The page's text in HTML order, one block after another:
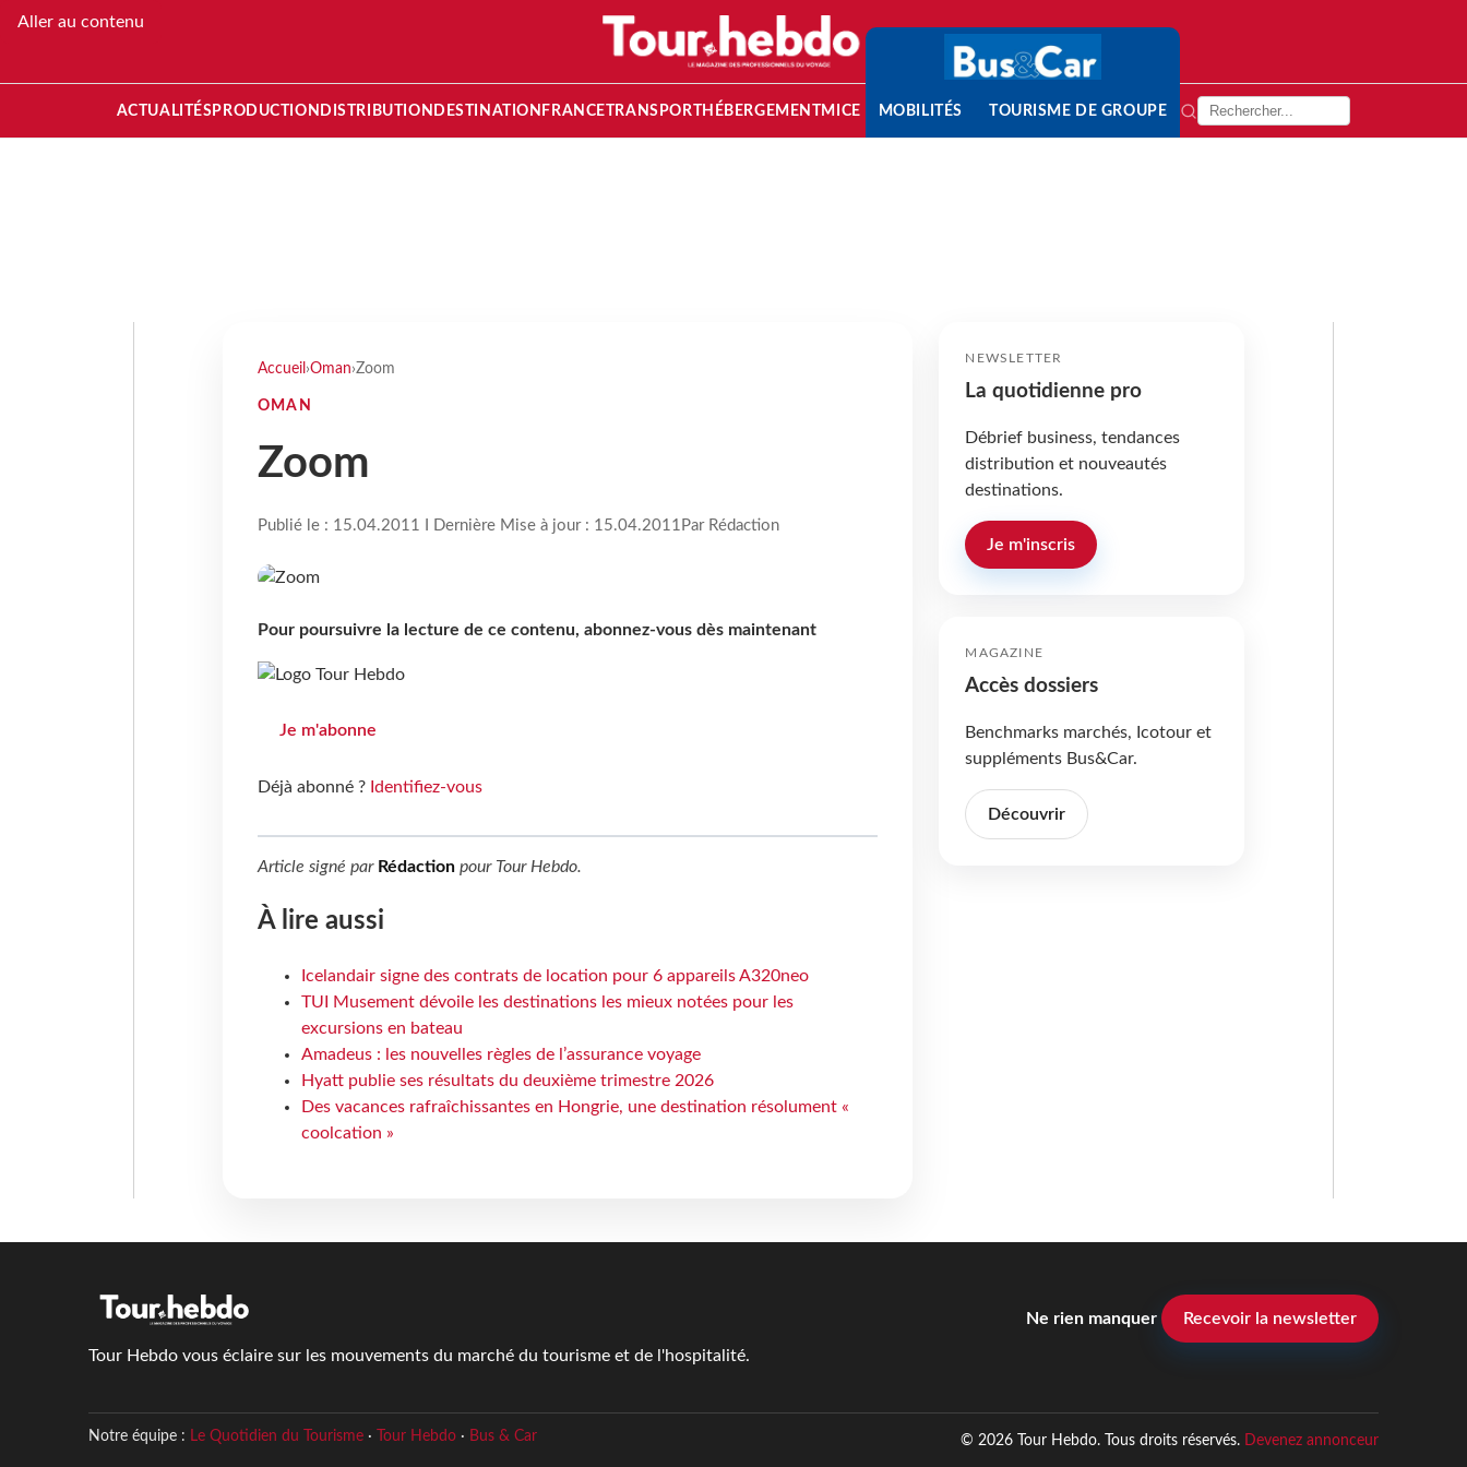
Aller au contenu
ACTUALITÉS PRODUCTION DISTRIBUTION DESTINATION FRANCETRANSPORT HÉBERGEMENTMICE MOBILITÉS TOURISME DE GROUPE
Accueil ›Oman›Zoom
OMAN
Zoom
Publié le : 15.04.2011 I Dernière Mise à jour : 15.04.2011 Par Rédaction
Pour poursuivre la lecture de ce contenu, abonnez-vous dès maintenant
Je m'abonne
Déjà abonné ? Identifiez-vous
Article signé par Rédactionpour Tour Hebdo.
À lire aussi
Icelandair signe des contrats de location pour 6 appareils A320neo
TUI Musement dévoile les destinations les mieux notées pour les
excursions en bateau
Amadeus : les nouvelles règles de l’assurance voyage
Hyatt publie ses résultats du deuxième trimestre 2026
Des vacances rafraîchissantes en Hongrie, une destination résolument «
coolcation »
NEWSLETTER
La quotidienne pro
Débrief business, tendances
distribution et nouveautés
destinations.
Je m'inscris
MAGAZINE
Accès dossiers
Benchmarks marchés, Icotour et
suppléments Bus&Car.
Découvrir
Tour Hebdo vous éclaire sur les mouvements du marché du tourisme et de l'hospitalité.
Ne rien manquer Recevoir la newsletter
Notre équipe : Le Quotidien du Tourisme· Tour Hebdo· Bus & Car © 2026 Tour Hebdo. Tous droits réservés. Devenez annonceur